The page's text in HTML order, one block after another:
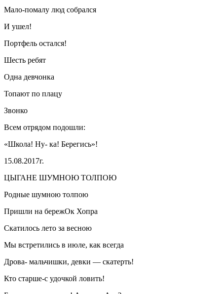
Мало-помалу люд собрался
И ушел!
Портфель остался!
Шесть ребят
Одна девчонка
Топают по плацу
Звонко
Всем отрядом подошли:
«Школа! Ну- ка! Берегись»!
15.08.2017г.
ЦЫГАНЕ ШУМНОЮ ТОЛПОЮ
Родные шумною толпою
Пришли на бережОк Хопра
Скатилось лето за весною
Мы встретились в июле, как всегда
Дрова- мальчишки, девки — скатерть!
Кто старше-с удочкой ловить!